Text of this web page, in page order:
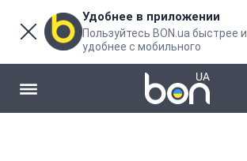
Удобнее в приложении
Пользуйтесь BON.ua быстрее и
удобнее с мобильного